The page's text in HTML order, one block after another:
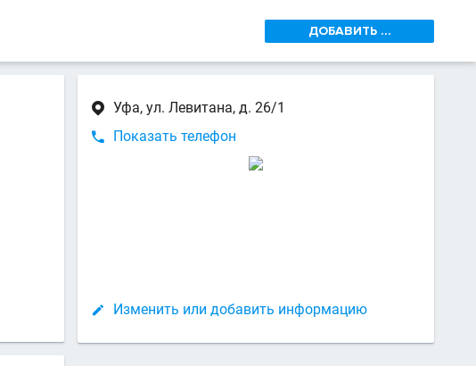
ДОБАВИТЬ ...
 Уфа, ул. Левитана, д. 26/1
 Показать телефон
 Изменить или добавить информацию